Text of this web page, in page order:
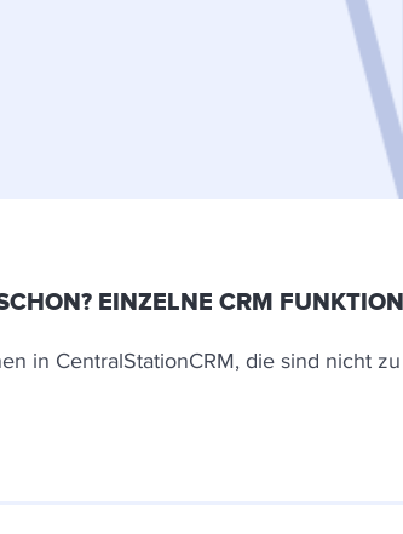
EINZELNE CRM
in CentralStationCRM, die sind nicht